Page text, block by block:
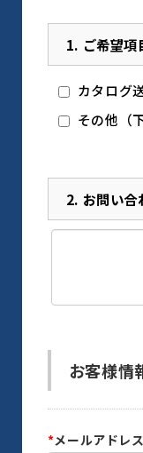
1. ご希望項
カタログ
その他（
2. お問い
お客様情
*メールアドレス